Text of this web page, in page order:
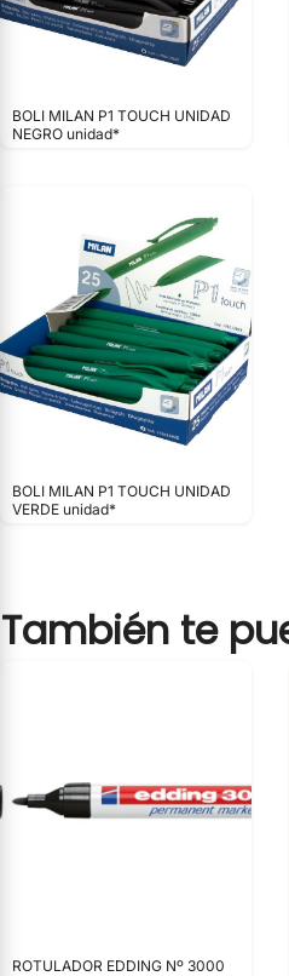
BOLI MILAN P1 TOUCH UNIDAD
NEGRO unidad*
BOLI MILAN P1 TOUCH UNIDAD
VERDE unidad*
También te
ROTULADOR EDDING Nº 3000